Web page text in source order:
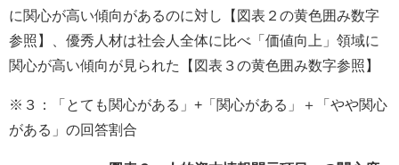
に関心が高い傾向があるのに対し【図表２の黄色囲み数字
参照】、優秀人材は社会人全体に比べ「価値向上」領域に
関心が高い傾向が見られた【図表３の黄色囲み数字参照】
※３：「とても関心がある」+「関心がある」＋「やや関心
がある」の回答割合